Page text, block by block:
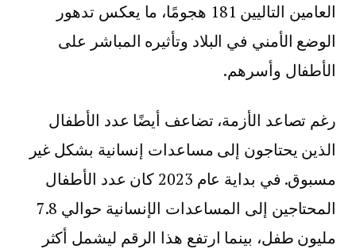
العامين التاليين 181 هجومًا، ما يعكس تدهور
الوضع الأمني في البلاد وتأثيره المباشر على
الأطفال وأسرهم.
رغم تصاعد الأزمة، تضاعف أيضًا عدد الأطفال
الذين يحتاجون إلى مساعدات إنسانية بشكل غير
مسبوق. في بداية عام 2023 كان عدد الأطفال
المحتاجين إلى المساعدات الإنسانية حوالي 7.8
مليون طفل، بينما ارتفع هذا الرقم ليشمل أكثر